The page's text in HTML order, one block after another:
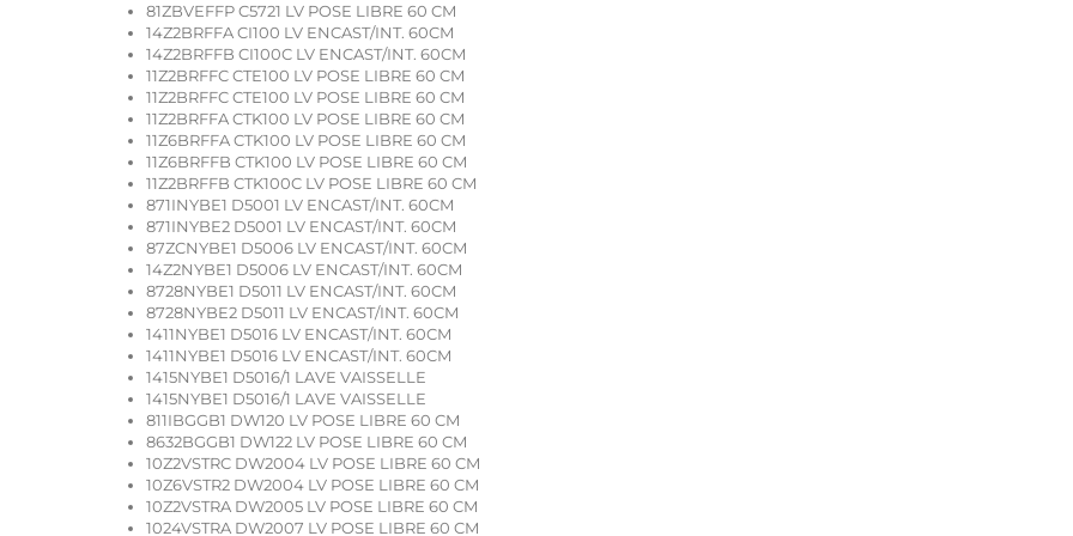
81ZBVEFFP C5721 LV POSE LIBRE 60 CM
14Z2BRFFA CI100 LV ENCAST/INT. 60CM
14Z2BRFFB CI100C LV ENCAST/INT. 60CM
11Z2BRFFC CTE100 LV POSE LIBRE 60 CM
11Z2BRFFC CTE100 LV POSE LIBRE 60 CM
11Z2BRFFA CTK100 LV POSE LIBRE 60 CM
11Z6BRFFA CTK100 LV POSE LIBRE 60 CM
11Z6BRFFB CTK100 LV POSE LIBRE 60 CM
11Z2BRFFB CTK100C LV POSE LIBRE 60 CM
871INYBE1 D5001 LV ENCAST/INT. 60CM
871INYBE2 D5001 LV ENCAST/INT. 60CM
87ZCNYBE1 D5006 LV ENCAST/INT. 60CM
14Z2NYBE1 D5006 LV ENCAST/INT. 60CM
8728NYBE1 D5011 LV ENCAST/INT. 60CM
8728NYBE2 D5011 LV ENCAST/INT. 60CM
1411NYBE1 D5016 LV ENCAST/INT. 60CM
1411NYBE1 D5016 LV ENCAST/INT. 60CM
1415NYBE1 D5016/1 LAVE VAISSELLE
1415NYBE1 D5016/1 LAVE VAISSELLE
811IBGGB1 DW120 LV POSE LIBRE 60 CM
8632BGGB1 DW122 LV POSE LIBRE 60 CM
10Z2VSTRC DW2004 LV POSE LIBRE 60 CM
10Z6VSTR2 DW2004 LV POSE LIBRE 60 CM
10Z2VSTRA DW2005 LV POSE LIBRE 60 CM
1024VSTRA DW2007 LV POSE LIBRE 60 CM